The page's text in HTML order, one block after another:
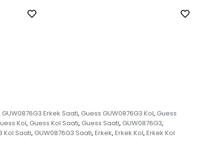
Erkek Saati, Guess GUW0876G3 Kol, Guess
Kol, Guess Kol Saati, Guess Saati, GUW0876G3,
Kol Saati, GUW0876G3 Saati, Erkek, Erkek Kol, Erkek Kol